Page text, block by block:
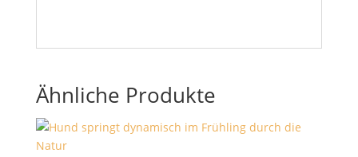
Ähnliche Produkte